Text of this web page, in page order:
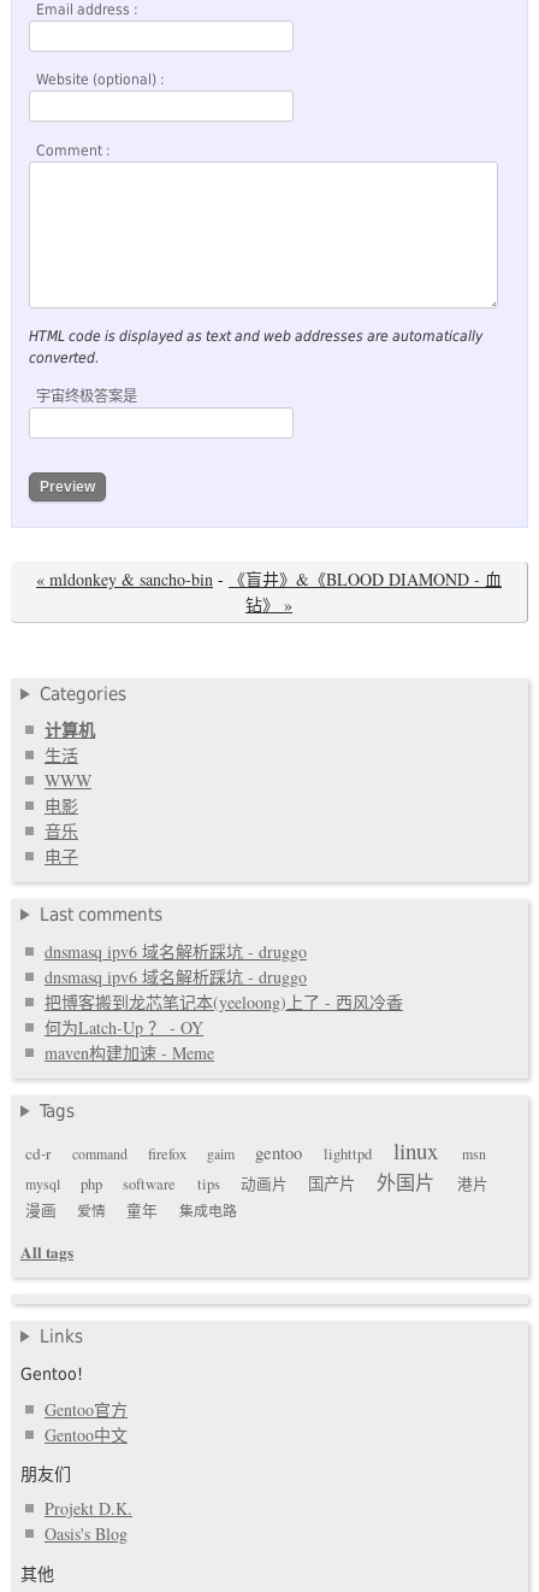
Email address :
Website (optional) :
Comment :
HTML code is displayed as text and web addresses are automatically
converted.
宇宙终极答案是
« mldonkey & sancho-bin -
《盲井》&《BLOOD DIAMOND - 血
钻》 »
Categories
计算机
生活
WWW
电影
音乐
电子
Last comments
dnsmasq ipv6 域名解析踩坑 - druggo
dnsmasq ipv6 域名解析踩坑 - druggo
把博客搬到龙芯笔记本(yeeloong)上了 - 西风冷香
何为Latch-Up ？ - OY
maven构建加速 - Meme
Tags
cd-r
command firefox gaim gentoo lighttpd linux
msn
mysql
php software tips 动画片 国产片 外国片
港片
漫画
爱情 童年 集成电路
All tags
Links
Gentoo!
Gentoo官方
Gentoo中文
朋友们
Projekt D.K.
Oasis's Blog
其他